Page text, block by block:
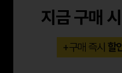
지금 구매
+구매 즉시 할